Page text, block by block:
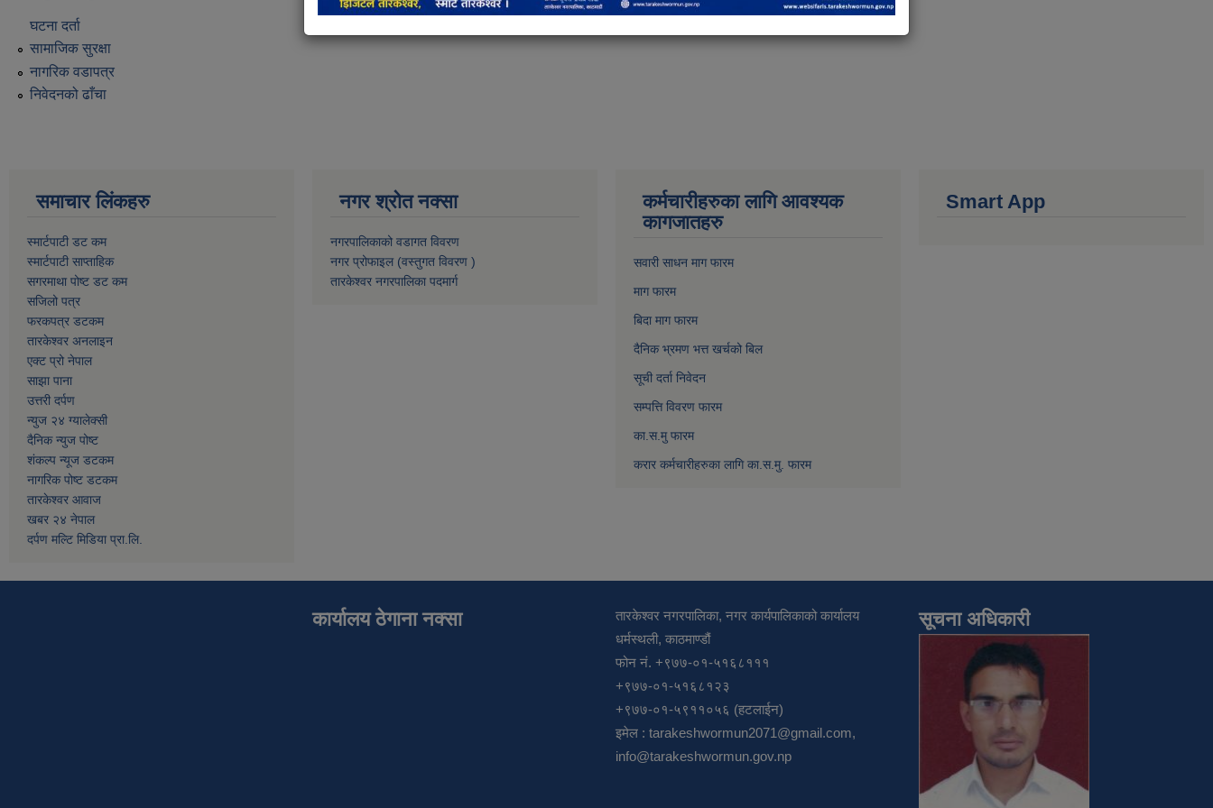
घटना दर्ता
सामाजिक सुरक्षा
नागरिक वडापत्र
निवेदनको ढाँचा
समाचार लिंकहरु
स्मार्टपाटी डट कम
स्मार्टपाटी साप्ताहिक
सगरमाथा पोष्ट डट कम
सजिलो पत्र
फरकपत्र डटकम
तारकेश्वर अनलाइन
एक्ट प्रो नेपाल
साझा पाना
उत्तरी दर्पण
न्युज २४ ग्यालेक्सी
दैनिक न्युज पोष्ट
शंकल्प न्यूज डटकम
नागरिक पोष्ट डटकम
तारकेश्वर आवाज
खबर २४ नेपाल
दर्पण मल्टि मिडिया प्रा.लि.
नगर श्रोत नक्सा
नगरपालिकाको वडागत विवरण
नगर प्रोफाइल (वस्तुगत विवरण )
तारकेश्वर नगरपालिका पदमार्ग
कर्मचारीहरुका लागि आवश्यक
कागजातहरु
सवारी साधन माग फारम
माग फारम
बिदा माग फारम
दैनिक भ्रमण भत्त खर्चको बिल
सूची दर्ता निवेदन
सम्पत्ति विवरण फारम
का.स.मु फारम
करार कर्मचारीहरुका लागि का.स.मु. फारम
Smart App
कार्यालय ठेगाना नक्सा
तारकेश्वर नगरपालिका, नगर कार्यपालिकाको कार्यालय
धर्मस्थली, काठमाण्डौं
फोन नं. +९७७-०१-५१६८१११
+९७७-०१-५१६८१२३
+९७७-०१-५९११०५६ (हटलाईन)
इमेल : tarakeshwormun2071@gmail.com,
info@tarakeshwormun.gov.np
सूचना अधिकारी